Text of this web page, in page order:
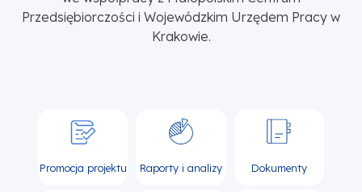
Przedsiębiorczości i Wojewódzkim Urzędem Pracy w
Krakowie.
Promocja projektu Raporty i analizy Dokumenty